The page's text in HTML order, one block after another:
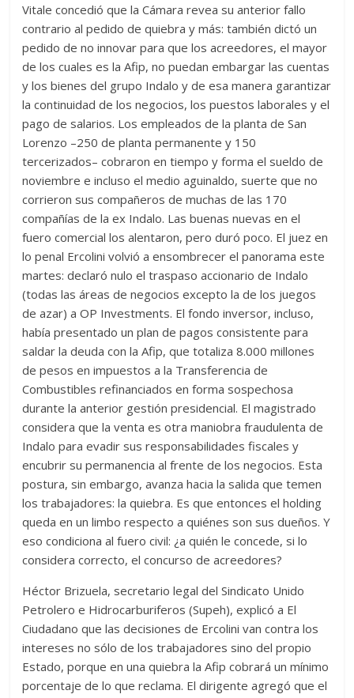
Vitale concedió que la Cámara revea su anterior fallo
contrario al pedido de quiebra y más: también dictó un
pedido de no innovar para que los acreedores, el mayor
de los cuales es la Afip, no puedan embargar las cuentas
y los bienes del grupo Indalo y de esa manera garantizar
la continuidad de los negocios, los puestos laborales y el
pago de salarios. Los empleados de la planta de San
Lorenzo –250 de planta permanente y 150
tercerizados– cobraron en tiempo y forma el sueldo de
noviembre e incluso el medio aguinaldo, suerte que no
corrieron sus compañeros de muchas de las 170
compañías de la ex Indalo. Las buenas nuevas en el
fuero comercial los alentaron, pero duró poco. El juez en
lo penal Ercolini volvió a ensombrecer el panorama este
martes: declaró nulo el traspaso accionario de Indalo
(todas las áreas de negocios excepto la de los juegos
de azar) a OP Investments. El fondo inversor, incluso,
había presentado un plan de pagos consistente para
saldar la deuda con la Afip, que totaliza 8.000 millones
de pesos en impuestos a la Transferencia de
Combustibles refinanciados en forma sospechosa
durante la anterior gestión presidencial. El magistrado
considera que la venta es otra maniobra fraudulenta de
Indalo para evadir sus responsabilidades fiscales y
encubrir su permanencia al frente de los negocios. Esta
postura, sin embargo, avanza hacia la salida que temen
los trabajadores: la quiebra. Es que entonces el holding
queda en un limbo respecto a quiénes son sus dueños. Y
eso condiciona al fuero civil: ¿a quién le concede, si lo
considera correcto, el concurso de acreedores?
Héctor Brizuela, secretario legal del Sindicato Unido
Petrolero e Hidrocarburiferos (Supeh), explicó a El
Ciudadano que las decisiones de Ercolini van contra los
intereses no sólo de los trabajadores sino del propio
Estado, porque en una quiebra la Afip cobrará un mínimo
porcentaje de lo que reclama. El dirigente agregó que el